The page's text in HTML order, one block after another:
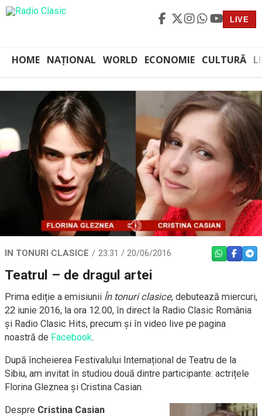
LIVE
HOME NAȚIONAL WORLD ECONOMIE CULTURĂ
IN TONURI CLASICE 23:31 / 20/06/2016 WHATSAPP
Teatrul – de dragul artei
Prima ediție a emisiunii În tonuri clasice, debutează miercuri,
22 iunie 2016, la ora 12.00, în direct la Radio Clasic România
și Radio Clasic Hits, precum și în video live pe pagina
noastră de Facebook.
După încheierea Festivalului Internațional de Teatru de la
Sibiu, am invitat în studiou două dintre participante: actrițele
Florina Gleznea și Cristina Casian.
Despre Cristina Casian